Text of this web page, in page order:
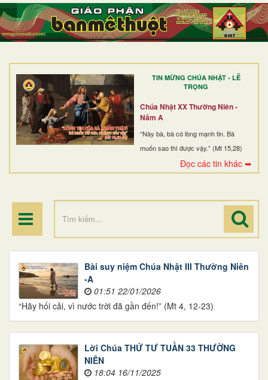
TIN MỪNG CHÚA NHẬT - LỄ
TRỌNG
Chúa Nhật XX Thường Niên -
Năm A
“Này bà, bà có lòng mạnh tin. Bà
muốn sao thì được vậy.” (Mt 15,28)
Đọc các tin khác ➥
TRANG NHẤT
GIỚI THIỆU
DÒNG TU
BAN MỤC VỤ
ĐOÀN THỂ CG
ĐIỂM HÀNH HƯƠNG
Bài suy niệm Chúa Nhật III Thường Niên
-A
01:51 22/01/2026
“Hãy hối cải, vì nước trời đã gần đến!” (Mt 4, 12-23)
Lời Chúa THỨ TƯ TUẦN 33 THƯỜNG
NIÊN
18:04 16/11/2025